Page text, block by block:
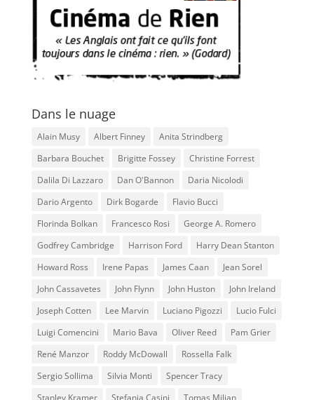
Dans le nuage
Alain Musy Albert Finney
Anita Strindberg
Barbara Bouchet
Brigitte Fossey
Christine Forrest
Dalila Di Lazzaro
Dan O'Bannon
Daria Nicolodi
Dario Argento
Dirk Bogarde
Flavio Bucci
Florinda Bolkan
Francesco Rosi
George A. Romero
Godfrey Cambridge
Harrison Ford
Harry Dean Stanton
Howard Ross
Irene Papas James Caan
Jean Sorel
John Cassavetes
John Flynn John Huston
John Ireland
Joseph Cotten
Lee Marvin Luciano Pigozzi
Lucio Fulci
Luigi Comencini
Mario Bava Oliver Reed
Pam Grier
René Manzor
Roddy McDowall
Rossella Falk
Sergio Sollima
Silvia Monti
Spencer Tracy